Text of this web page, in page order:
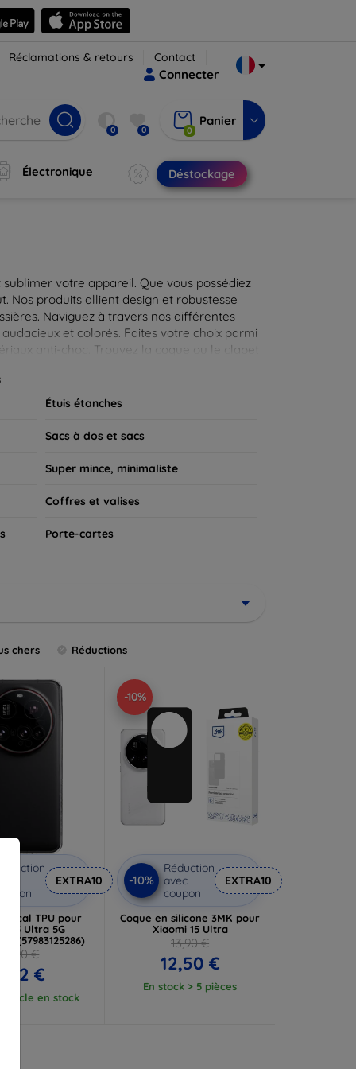
Réclamations & retours Contact
Connecter
0 0 0
Panier
Électronique Déstockage
votre appareil. Que vous possédiez
Nos produits allient design et robustesse
Naviguez à travers nos différentes
et colorés. Faites votre choix parmi
anti-choc. Trouvez la coque ou le clapet
Étuis étanches
Sacs à dos et sacs
Super mince, minimaliste
Coffres et valises
Porte-cartes
chers Réductions
Réduction
coupon
EXTRA10
TPU pour
15 Ultra 5G
(57983125286)
10,90 €
8,92 €
article en stock
-10%
-10%
Réduction
avec
coupon
EXTRA10
Coque en silicone 3MK pour
Xiaomi 15 Ultra
13,90 €
12,50 €
En stock > 5 pièces